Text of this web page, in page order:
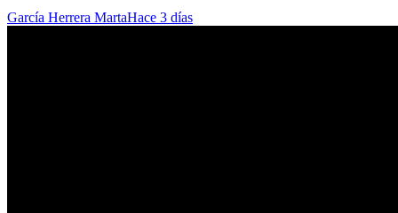
García Herrera MartaHace 3 días